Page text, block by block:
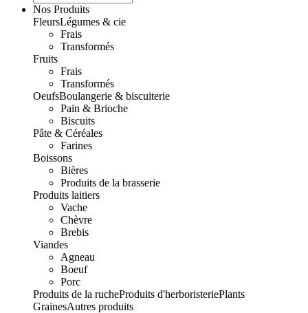
Nos Produits
FleursLégumes & cie
Frais
Transformés
Fruits
Frais
Transformés
OeufsBoulangerie & biscuiterie
Pain & Brioche
Biscuits
Pâte & Céréales
Farines
Boissons
Bières
Produits de la brasserie
Produits laitiers
Vache
Chèvre
Brebis
Viandes
Agneau
Boeuf
Porc
Produits de la rucheProduits d'herboristeriePlants
GrainesAutres produits